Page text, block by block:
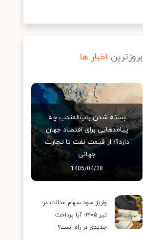
بروزترین اخبار ها
بسته شدن باب‌المندب چه
پیامدهایی برای اقتصاد جهان
دارد؟؛ از قیمت نفت تا تجارت
جهانی
1405/04/28
واریز سود سهام عدالت در
تیر ۱۴۰۵؛ آیا پرداخت
جدیدی در راه است؟